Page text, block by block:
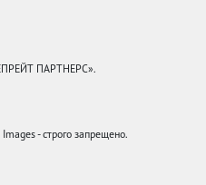
ПАРТНЕРС».
- строго запрещено.